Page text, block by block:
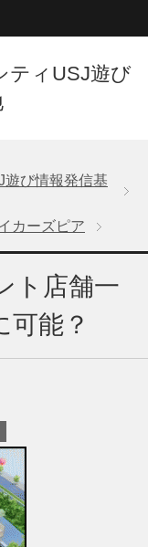
ティUSJ遊び
遊び情報発信基
カーズピア
ト店舗一
可能？